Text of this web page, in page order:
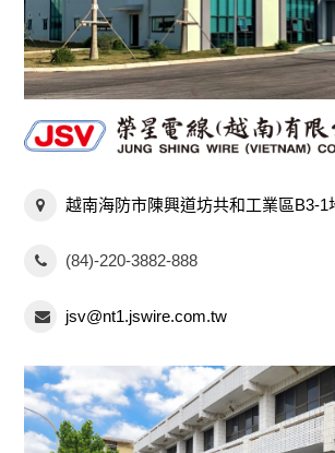
越南海防市陳興道坊共和工業區B3-1
(84)-220-3882-888
jsv@nt1.jswire.com.tw